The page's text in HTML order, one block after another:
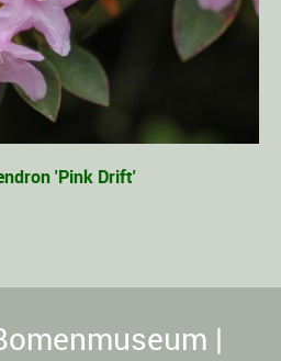
'Pink Drift'
|